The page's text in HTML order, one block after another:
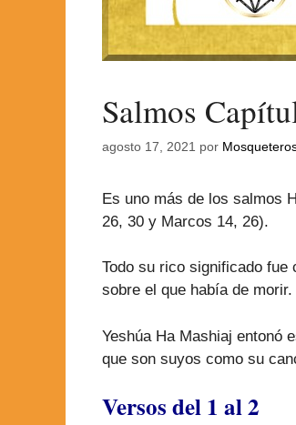
Salmos
agosto 17, 2021 por
Es uno más de los salmos
26, 30 y Marcos 14, 26).
Todo su rico significado fue
sobre el que había de morir.
Yeshúa Ha Mashiaj entonó
que son suyos como su
Versos del 1 al 2